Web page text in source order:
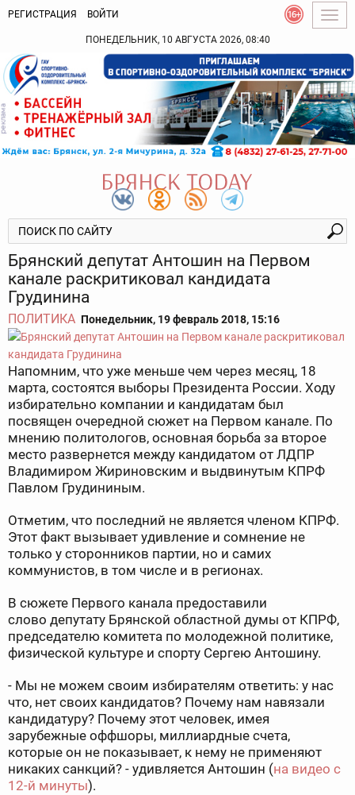
РЕГИСТРАЦИЯ ВОЙТИ
ПОНЕДЕЛЬНИК, 10 АВГУСТА 2026, 08:40
Брянский депутат Антошин на Первом
канале раскритиковал кандидата
Грудинина
ПОЛИТИКА Понедельник, 19 февраль 2018, 15:16
Напомним, что уже меньше чем через месяц, 18
марта, состоятся выборы Президента России. Ходу
избирательно компании и кандидатам был
посвящен очередной сюжет на Первом канале. По
мнению политологов, основная борьба за второе
место развернется между кандидатом от ЛДПР
Владимиром Жириновским и выдвинутым КПРФ
Павлом Грудининым.
Отметим, что последний не является членом КПРФ.
Этот факт вызывает удивление и сомнение не
только у сторонников партии, но и самих
коммунистов, в том числе и в регионах.
В сюжете Первого канала предоставили
слово депутату Брянской областной думы от КПРФ,
председателю комитета по молодежной политике,
физической культуре и спорту Сергею Антошину.
- Мы не можем своим избирателям ответить: у нас
что, нет своих кандидатов? Почему нам навязали
кандидатуру? Почему этот человек, имея
зарубежные оффшоры, миллиардные счета,
которые он не показывает, к нему не применяют
никаких санкций? - удивляется Антошин (на видео с
12-й минуты).